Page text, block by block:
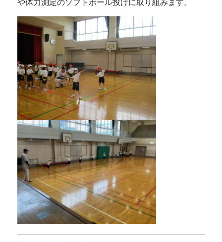
や体力測定のソフトボール投げに取り組みます。